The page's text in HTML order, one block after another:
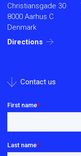
Christiansgade 30
8000 Aarhus C
Denmark
Directions
Contact us